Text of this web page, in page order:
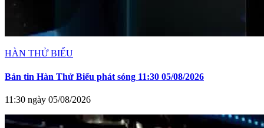
HÀN THỬ BIỂU
Bản tin Hàn Thử Biểu phát sóng 11:30 05/08/2026
11:30 ngày 05/08/2026